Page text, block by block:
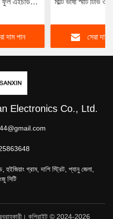
ফুল এইচডি
110 ইঞ্চি
দাম পান
মাল্টি ভাষা স্মার্ট টিভি
সেরা দাম
Electronics Co., Ltd.
গ্রাম, দাশি স্ট্রিট, প্যানু জেলা,
সিটি
সরবরাহকারী। কপিরাইট © 2024-2026